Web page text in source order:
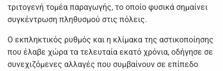
τριτογενή τομέα παραγωγής, το οποίο φυσικά σημαίνει
συγκέντρωση πληθυσμού στις πόλεις.
Ο εκπληκτικός ρυθμός και η κλίμακα της αστικοποίησης
που έλαβε χώρα τα τελευταία εκατό χρόνια, οδήγησε σε
συνεχιζόμενες αλλαγές που συμβαίνουν σε επίπεδο